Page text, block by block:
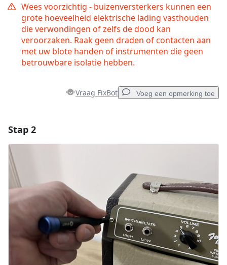
Wees voorzichtig - buizenversterkers kunnen een
grote hoeveelheid elektrische lading vasthouden
die verwondingen of zelfs de dood kan
veroorzaken. Raak geen draden of contacten aan
met uw blote handen of instrumenten die geen
betrouwbare isolatie hebben.
Vraag FixBot Voeg een opmerking toe
Annuleren Plaats opmerking
Stap 2